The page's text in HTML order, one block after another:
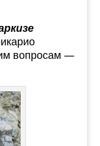
вопросам —